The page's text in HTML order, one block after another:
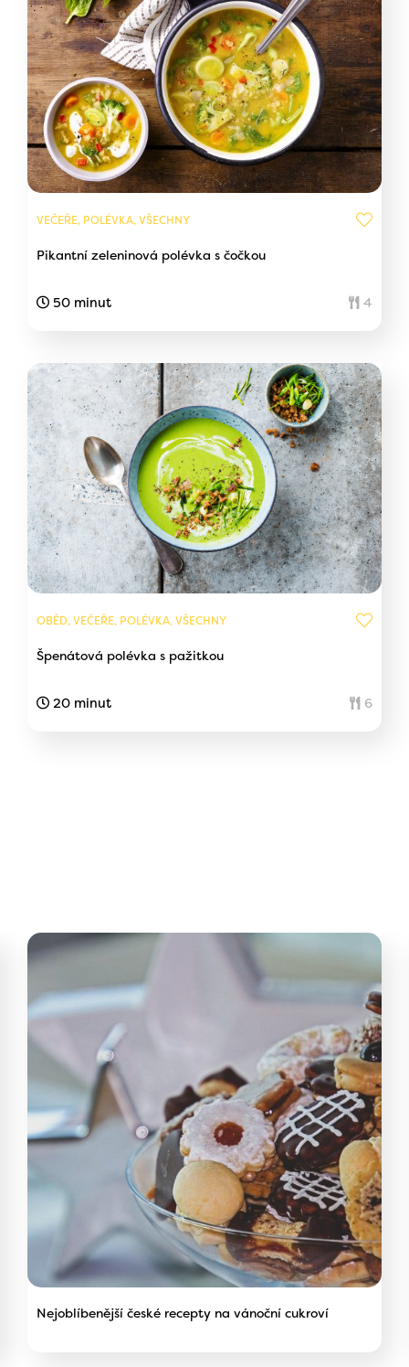
VEČEŘE, POLÉVKA, VŠECHNY
Pikantní zeleninová polévka s čočkou
50 minut 4
OBĚD, VEČEŘE, POLÉVKA, VŠECHNY
Špenátová polévka s pažitkou
20 minut 6
Nejoblíbenější české recepty na vánoční cukroví